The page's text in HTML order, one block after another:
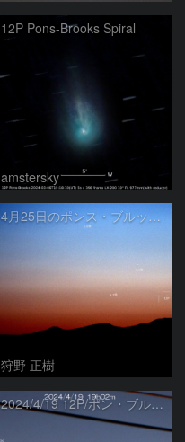
12P Pons-Brooks Spiral
amstersky
4月25日のポンス・ブルックス彗星(12P)
狩野 正樹
2024/4/19 12P/ポン・ブルックス彗星・木星・天王星